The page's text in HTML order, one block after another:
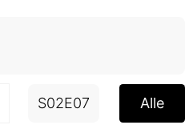
S02E07 S02E08
Alle